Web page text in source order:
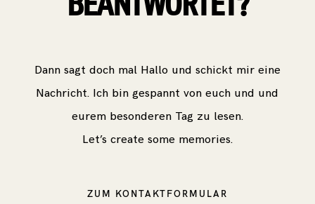
Dann sagt doch mal Hallo und schickt mir eine
Nachricht. Ich bin gespannt von euch und und
eurem besonderen Tag zu lesen.
Let’s create some memories.
ZUM KONTAKTFORMULAR